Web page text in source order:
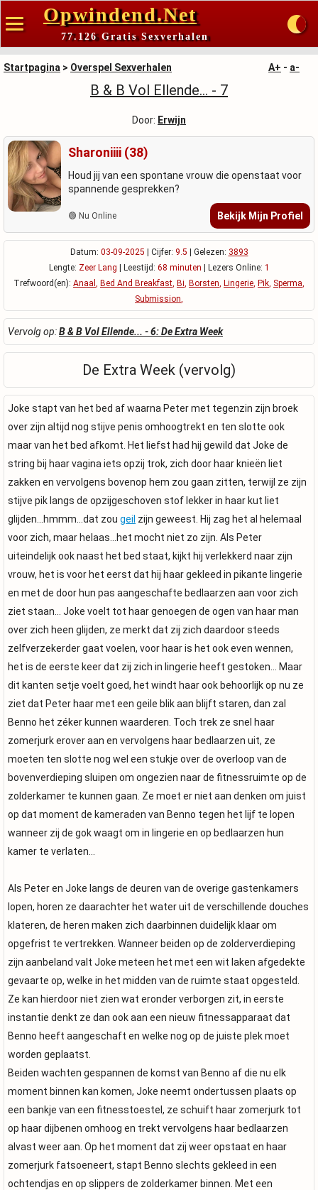
Opwindend.Net
77.126 Gratis Sexverhalen
Startpagina > Overspel Sexverhalen A+ - a-
B & B Vol Ellende... - 7
Door: Erwijn
Sharoniiii (38)
Houd jij van een spontane vrouw die openstaat voor
spannende gesprekken?
🟢 Nu Online Bekijk Mijn Profiel
Datum: 03-09-2025 | Cijfer: 9.5 | Gelezen: 3893
Lengte: Zeer Lang | Leestijd: 68 minuten | Lezers Online: 1
Trefwoord(en): Anaal , Bed And Breakfast, Bi, Borsten, Lingerie, Pik, Sperma,
Submission,
Vervolg op:B & B Vol Ellende... - 6: De Extra Week
De Extra Week (vervolg)
Joke stapt van het bed af waarna Peter met tegenzin zijn broek
over zijn altijd nog stijve penis omhoogtrekt en ten slotte ook
maar van het bed afkomt. Het liefst had hij gewild dat Joke de
string bij haar vagina iets opzij trok, zich door haar knieën liet
zakken en vervolgens bovenop hem zou gaan zitten, terwijl ze zijn
stijve pik langs de opzijgeschoven stof lekker in haar kut liet
glijden...hmmm...dat zou geil zijn geweest. Hij zag het al helemaal
voor zich, maar helaas...het mocht niet zo zijn. Als Peter
uiteindelijk ook naast het bed staat, kijkt hij verlekkerd naar zijn
vrouw, het is voor het eerst dat hij haar gekleed in pikante lingerie
en met de door hun pas aangeschafte bedlaarzen aan voor zich
ziet staan... Joke voelt tot haar genoegen de ogen van haar man
over zich heen glijden, ze merkt dat zij zich daardoor steeds
zelfverzekerder gaat voelen, voor haar is het ook even wennen,
het is de eerste keer dat zij zich in lingerie heeft gestoken... Maar
dit kanten setje voelt goed, het windt haar ook behoorlijk op nu ze
ziet dat Peter haar met een geile blik aan blijft staren, dan zal
Benno het zéker kunnen waarderen. Toch trek ze snel haar
zomerjurk erover aan en vervolgens haar bedlaarzen uit, ze
moeten ten slotte nog wel een stukje over de overloop van de
bovenverdieping sluipen om ongezien naar de fitnessruimte op de
zolderkamer te kunnen gaan. Ze moet er niet aan denken om juist
op dat moment de kameraden van Benno tegen het lijf te lopen
wanneer zij de gok waagt om in lingerie en op bedlaarzen hun
kamer te verlaten...
Als Peter en Joke langs de deuren van de overige gastenkamers
lopen, horen ze daarachter het water uit de verschillende douches
klateren, de heren maken zich daarbinnen duidelijk klaar om
opgefrist te vertrekken. Wanneer beiden op de zolderverdieping
zijn aanbeland valt Joke meteen het met een wit laken afgedekte
gevaarte op, welke in het midden van de ruimte staat opgesteld.
Ze kan hierdoor niet zien wat eronder verborgen zit, in eerste
instantie denkt ze dan ook aan een nieuw fitnessapparaat dat
Benno heeft aangeschaft en welke nog op de juiste plek moet
worden geplaatst.
Beiden wachten gespannen de komst van Benno af die nu elk
moment binnen kan komen, Joke neemt ondertussen plaats op
een bankje van een fitnesstoestel, ze schuift haar zomerjurk tot
op haar dijbenen omhoog en trekt vervolgens haar bedlaarzen
alvast weer aan. Op het moment dat zij weer opstaat en haar
zomerjurk fatsoeneert, stapt Benno slechts gekleed in een
ochtendjas en op slippers de zolderkamer binnen. Met een